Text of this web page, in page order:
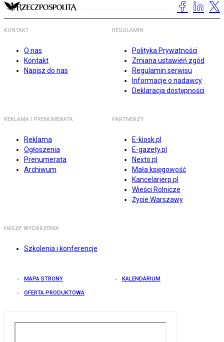
KONTAKT
O nas
Kontakt
Napisz do nas
REGULAMIN
Polityka Prywatności
Zmiana ustawień zgód
Regulamin serwisu
Informacje o nadawcy
Deklaracja dostępności
REKLAMA I PRENUMERATA
Reklama
Ogłoszenia
Prenumerata
Archiwum
PARTNERZY
E-kiosk.pl
E-gazety.pl
Nexto.pl
Mała księgowość
Kancelarierp.pl
Wieści Rolnicze
Życie Warszawy
NASZE WYDARZENIA
Szkolenia i konferencje
MAPA STRONY KALENDARIUM
OFERTA PRODUKTOWA